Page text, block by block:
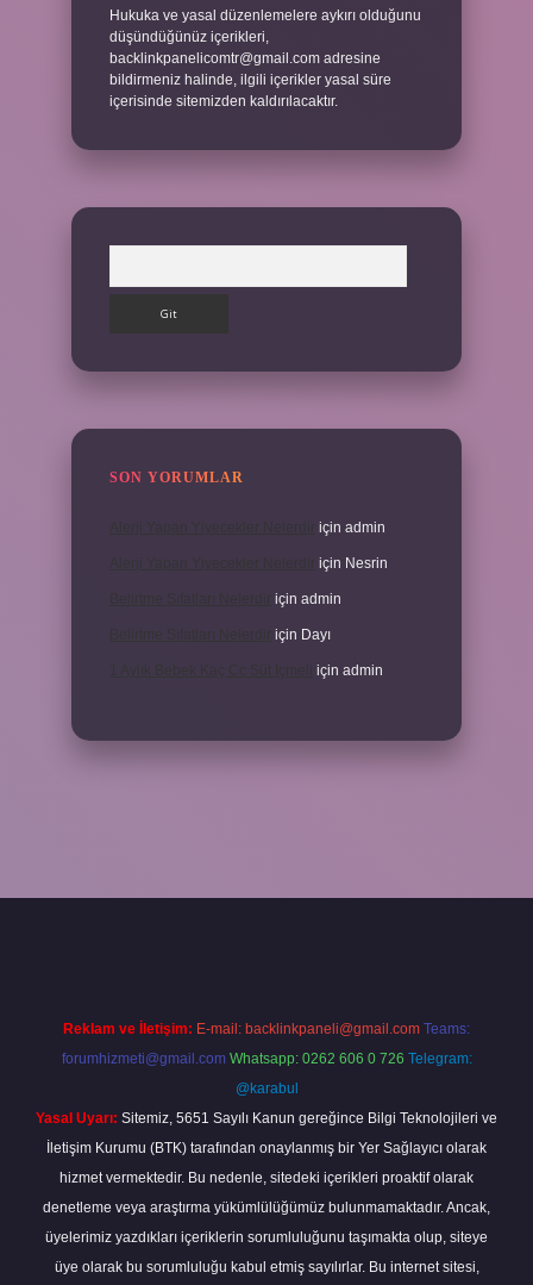
Hukuka ve yasal düzenlemelere aykırı olduğunu
düşündüğünüz içerikleri,
backlinkpanelicomtr@gmail.com adresine
bildirmeniz halinde, ilgili içerikler yasal süre
içerisinde sitemizden kaldırılacaktır.
SON YORUMLAR
için admin
için Nesrin
için admin
Belirtme Sıfatları Nelerdir için Dayı
1 Aylık Bebek Kaç Cc Süt Içmeli için admin
Reklam ve İletişim: E-mail: backlinkpaneli@gmail.com Teams:
forumhizmeti@gmail.com Whatsapp: 0262 606 0 726 Telegram:
@karabul
Yasal Uyarı: Sitemiz, 5651 Sayılı Kanun gereğince Bilgi Teknolojileri ve
İletişim Kurumu (BTK) tarafından onaylanmış bir Yer Sağlayıcı olarak
hizmet vermektedir. Bu nedenle, sitedeki içerikleri proaktif olarak
denetleme veya araştırma yükümlülüğümüz bulunmamaktadır. Ancak,
üyelerimiz yazdıkları içeriklerin sorumluluğunu taşımakta olup, siteye
üye olarak bu sorumluluğu kabul etmiş sayılırlar. Bu internet sitesi,